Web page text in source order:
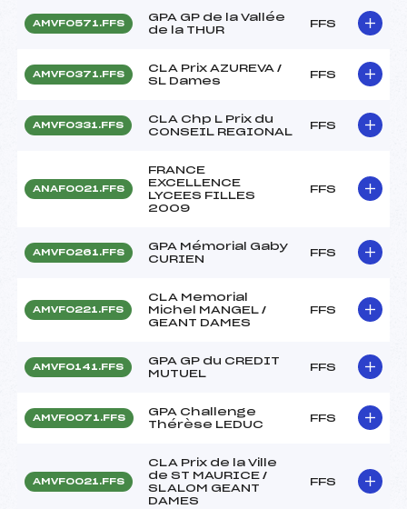
AMVF0571.FFS
GPA GP de la Vallée
de la THUR
FFS
AMVF0371.FFS
CLA Prix AZUREVA /
SL Dames
FFS
AMVF0331.FFS
CLA Chp L Prix du
CONSEIL REGIONAL
FFS
ANAF0021.FFS
FRANCE
EXCELLENCE
LYCEES FILLES
2009
FFS
AMVF0261.FFS
GPA Mémorial Gaby
CURIEN
FFS
AMVF0221.FFS
CLA Memorial
Michel MANGEL /
GEANT DAMES
FFS
AMVF0141.FFS
GPA GP du CREDIT
MUTUEL
FFS
AMVF0071.FFS
GPA Challenge
Thérèse LEDUC
FFS
AMVF0021.FFS
CLA Prix de la Ville
de ST MAURICE /
SLALOM GEANT
DAMES
FFS